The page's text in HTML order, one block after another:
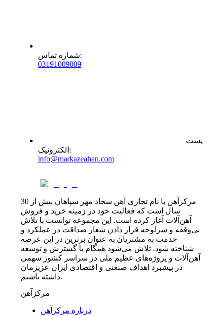
شماره تماس:
03191009009
پست
الکترونیک :
info@markazeahan.com
مرکزآهن با نام تجاری آهن سجاد مهر سپاهان بیش از 30
سال است که فعالیت خود در زمینه خرید و فروش
آهن‌آلات آغاز کرده است. این مجموعه توانست با تلاش
بی‌وقفه و سرلوحه قرار دادن شعار صداقت در عملکرد و
خدمت به مشتریان به عنوان برترین در این عرصه
شناخته شود. تلاش می‌شود همگام با گسترش و توسعه
آهن‌آلات و پروژه‌های عظیم ملی در سراسر کشور سهمی
در پیشبرد اهداف صنعتی و اقتصادی ایران عزیزمان
داشته باشیم.
مرکزآهن
درباره مرکزآهن